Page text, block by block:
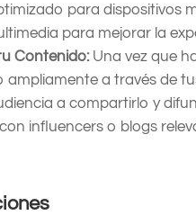
para dispositivos
para mejorar la
Contenido:Una vez que
ampliamente a través de
a compartirlo y
influencers o blogs